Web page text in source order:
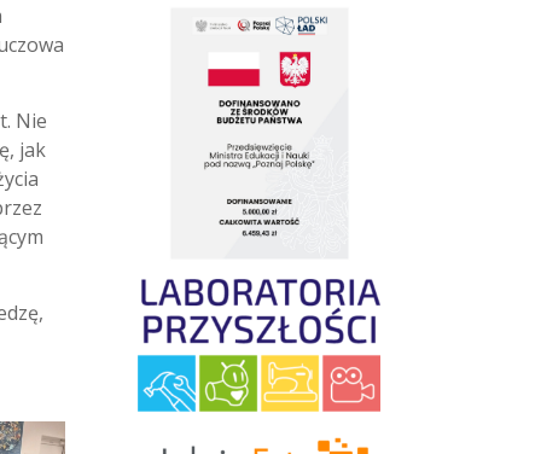
Nie
jak